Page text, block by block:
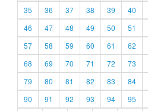
35
36 37 38 39 40
46
47 48 49 50 51
57
58 59 60 61 62
68
69 70 71 72 73
79
80 81 82 83 84
90
91 92 93 94 95